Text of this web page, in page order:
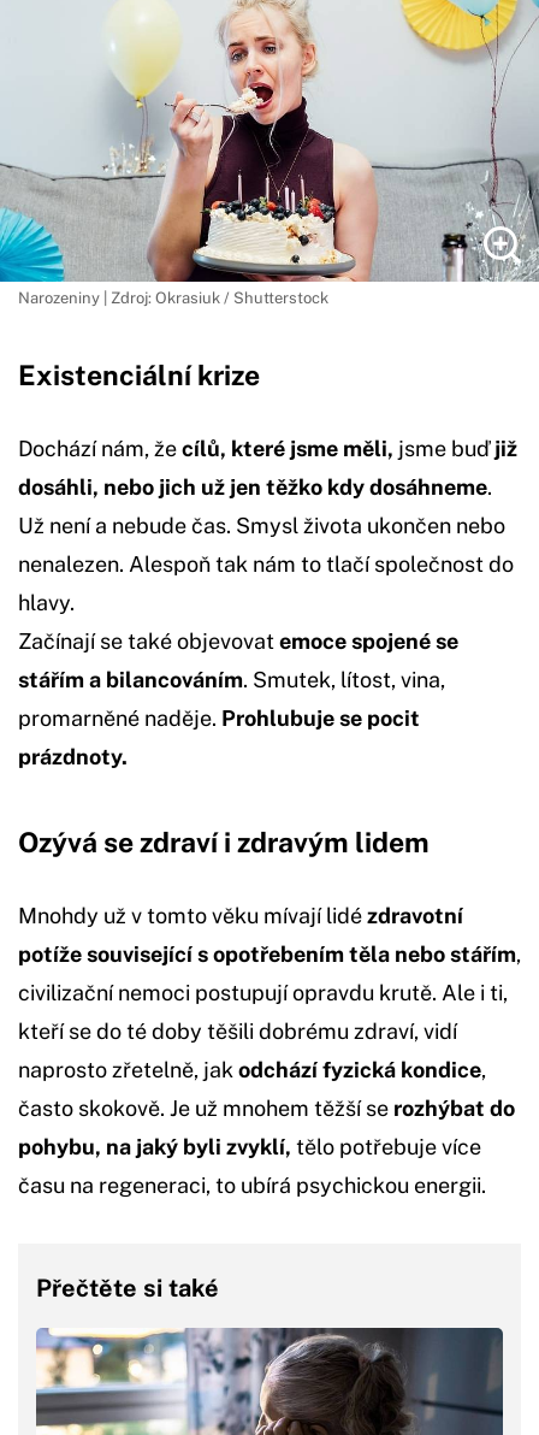
Narozeniny | Zdroj: Okrasiuk / Shutterstock
Existenciální krize
Dochází nám, žecílů, které jsme měli, jsme buďjiž
dosáhli, nebo jich už jen těžko kdy dosáhneme.
Už není a nebude čas. Smysl života ukončen nebo
nenalezen. Alespoň tak nám to tlačí společnost do
hlavy.
Začínají se také objevovatemoce spojené se
stářím a bilancováním. Smutek, lítost, vina,
promarněné naděje. Prohlubuje se pocit
prázdnoty.
Ozývá se zdraví i zdravým lidem
Mnohdy už v tomto věku mívají lidézdravotní
potíže související s opotřebením těla nebo stářím,
civilizační nemoci postupují opravdu krutě. Ale i ti,
kteří se do té doby těšili dobrému zdraví, vidí
naprosto zřetelně, jak odchází fyzická kondice,
často skokově. Je už mnohem těžší se rozhýbat do
pohybu, na jaký byli zvyklí, tělo potřebuje více
času na regeneraci, to ubírá psychickou energii.
Přečtěte si také